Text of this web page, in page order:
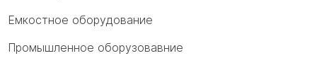
Емкостное оборудование
Промышленное оборузовавние